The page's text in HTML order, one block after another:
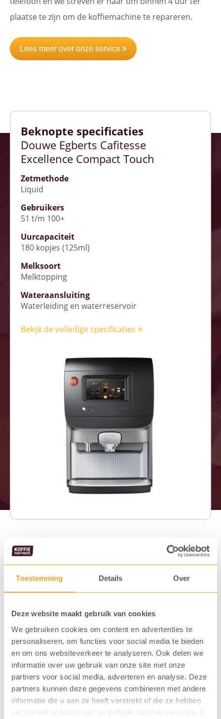
Toestemming Details Over
Deze website maakt gebruik van cookies
We gebruiken cookies om content en advertenties te
personaliseren, om functies voor social media te bieden
en om ons websiteverkeer te analyseren. Ook delen we
informatie over uw gebruik van onze site met onze
partners voor social media, adverteren en analyse. Deze
partners kunnen deze gegevens combineren met andere
informatie die u aan ze heeft verstrekt of die ze hebben
verzameld op basis van uw gebruik van hun services. U
plaatse te zijn om de koffiemachine te repareren.
Lees meer over onze service
Beknopte specificaties
Douwe Egberts Cafitesse
Excellence Compact Touch
Zetmethode
Liquid
Gebruikers
51 t/m 100+
Uurcapaciteit
180 kopjes (125ml)
Melksoort
Melktopping
Wateraansluiting
Waterleiding en waterreservoir
Bekijk de volledige specificaties
De producten in deze
koffiemachine